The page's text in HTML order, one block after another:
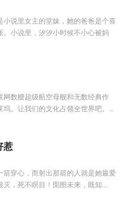
小说里女主的堂妹，她的爸爸是个喜
。小说里，汐汐小时候不小心被妈
网数艘超级航空母舰和无数经典作
。让我们的文化占领全世界吧。...
惹
箭穿心，而射出那箭的人就是她最爱
灭，死不瞑目！囹圄未来，既知...